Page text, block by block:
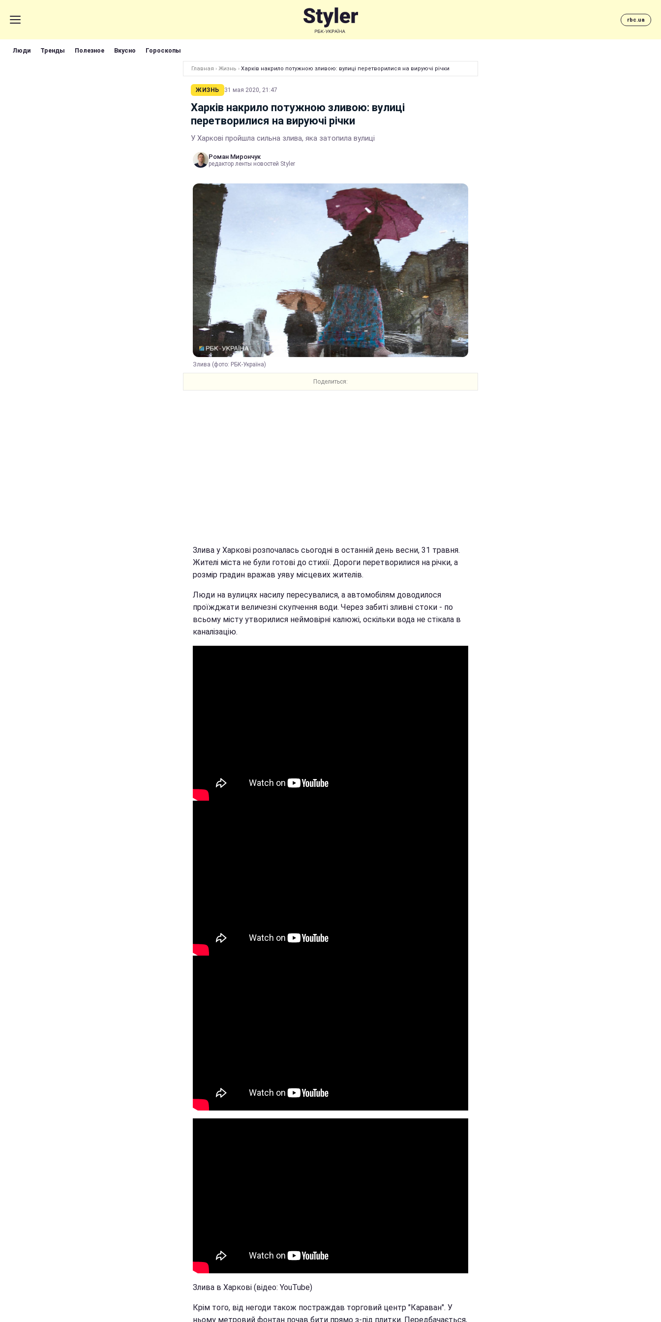
rbc.ua
Люди Тренды Полезное Вкусно Гороскопы
Главная › Жизнь › Харків накрило потужною зливою: вулиці перетворилися на вируючі річки
ЖИЗНЬ 31 мая 2020, 21:47
Харків накрило потужною зливою: вулиці
перетворилися на вируючі річки
У Харкові пройшла сильна злива, яка затопила вулиці
Роман Мирончук
редактор ленты новостей Styler
Злива (фото: РБК-Україна)
Поделиться:
Злива у Харкові розпочалась сьогодні в останній день весни, 31 травня.
Жителі міста не були готові до стихії. Дороги перетворилися на річки, а
розмір градин вражав уяву місцевих жителів.
Люди на вулицях насилу пересувалися, а автомобілям доводилося
проїжджати величезні скупчення води. Через забиті зливні стоки - по
всьому місту утворилися неймовірні калюжі, оскільки вода не стікала в
каналізацію.
Злива в Харкові (відео: YouTube)
Крім того, від негоди також постраждав торговий центр "Караван". У
ньому метровий фонтан почав бити прямо з-під плитки. Передбачається,